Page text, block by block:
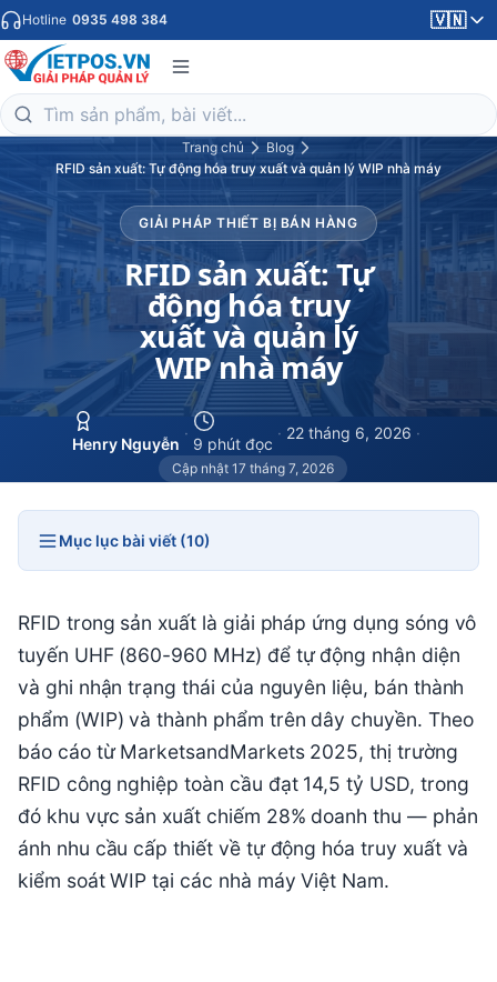
Hotline 0935 498 384 🇻🇳
Trang chủ
Blog
RFID sản xuất: Tự động hóa truy xuất và quản lý WIP nhà máy
GIẢI PHÁP THIẾT BỊ BÁN HÀNG
RFID sản xuất: Tự
động hóa truy
xuất và quản lý
WIP nhà máy
Henry Nguyễn
·
9 phút đọc
· 22 tháng 6, 2026 ·
Cập nhật 17 tháng 7, 2026
Mục lục bài viết (10)
RFID trong sản xuất là giải pháp ứng dụng sóng vô
tuyến UHF (860-960 MHz) để tự động nhận diện
và ghi nhận trạng thái của nguyên liệu, bán thành
phẩm (WIP) và thành phẩm trên dây chuyền. Theo
báo cáo từ MarketsandMarkets 2025, thị trường
RFID công nghiệp toàn cầu đạt 14,5 tỷ USD, trong
đó khu vực sản xuất chiếm 28% doanh thu — phản
ánh nhu cầu cấp thiết về tự động hóa truy xuất và
kiểm soát WIP tại các nhà máy Việt Nam.